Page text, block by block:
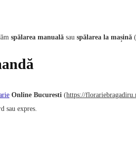
spălarea manuală sau spălarea la mașină
Online Bucuresti (https://
sau expres.